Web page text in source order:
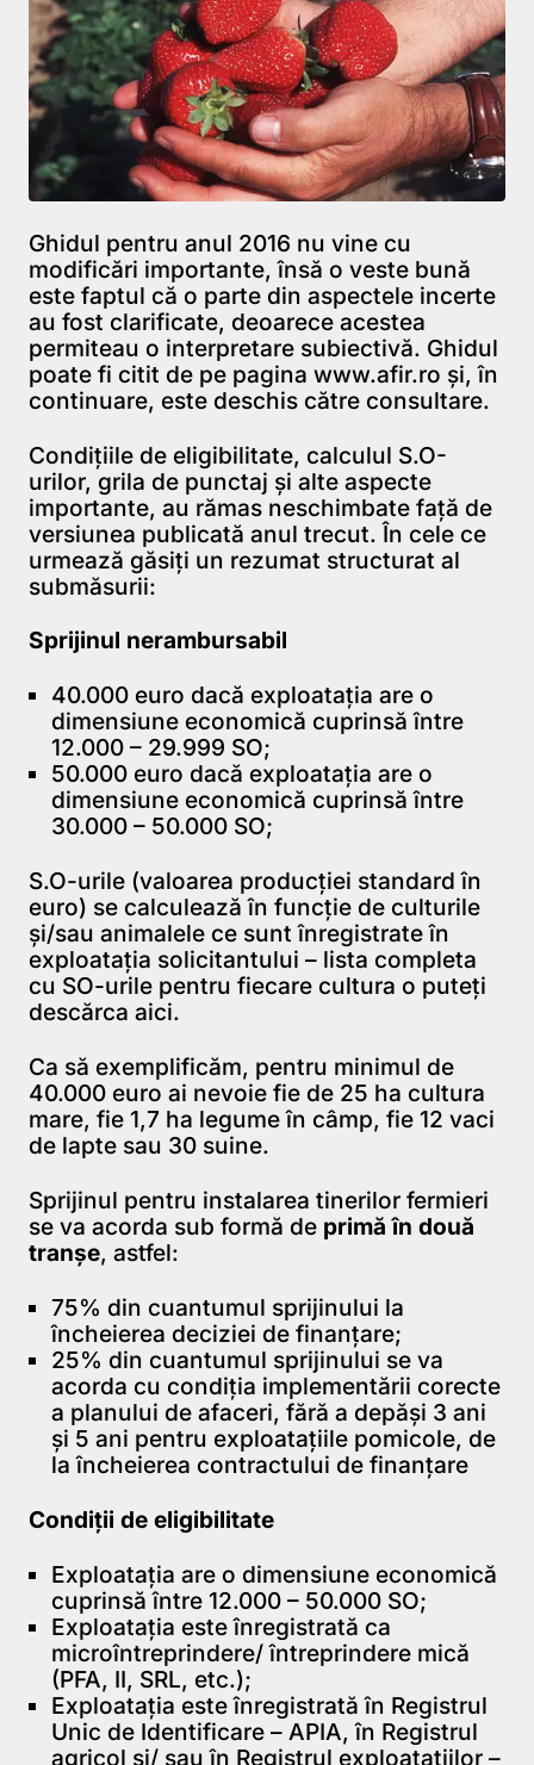
Ghidul pentru anul 2016 nu vine cu
modificări importante, însă o veste bună
este faptul că o parte din aspectele incerte
au fost clarificate, deoarece acestea
permiteau o interpretare subiectivă. Ghidul
poate fi citit de pe pagina www.afir.ro și, în
continuare, este deschis către consultare.
Condițiile de eligibilitate, calculul S.O-
urilor, grila de punctaj și alte aspecte
importante, au rămas neschimbate față de
versiunea publicată anul trecut. În cele ce
urmează găsiți un rezumat structurat al
submăsurii:
Sprijinul nerambursabil
40.000 euro dacă exploatația are o
dimensiune economică cuprinsă între
12.000 – 29.999 SO;
50.000 euro dacă exploatația are o
dimensiune economică cuprinsă între
30.000 – 50.000 SO;
S.O-urile (valoarea producției standard în
euro) se calculează în funcție de culturile
și/sau animalele ce sunt înregistrate în
exploatația solicitantului – lista completa
cu SO-urile pentru fiecare cultura o puteți
descărca aici.
Ca să exemplificăm, pentru minimul de
40.000 euro ai nevoie fie de 25 ha cultura
mare, fie 1,7 ha legume în câmp, fie 12 vaci
de lapte sau 30 suine.
Sprijinul pentru instalarea tinerilor fermieri
se va acorda sub formă de primă în două
tranșe, astfel:
75% din cuantumul sprijinului la
încheierea deciziei de finanțare;
25% din cuantumul sprijinului se va
acorda cu condiția implementării corecte
a planului de afaceri, fără a depăși 3 ani
și 5 ani pentru exploatațiile pomicole, de
la încheierea contractului de finanțare
Condiții de eligibilitate
Exploatația are o dimensiune economică
cuprinsă între 12.000 – 50.000 SO;
Exploatația este înregistrată ca
microîntreprindere/ întreprindere mică
(PFA, II, SRL, etc.);
Exploatația este înregistrată în Registrul
Unic de Identificare – APIA, în Registrul
agricol și/ sau în Registrul exploatațiilor –